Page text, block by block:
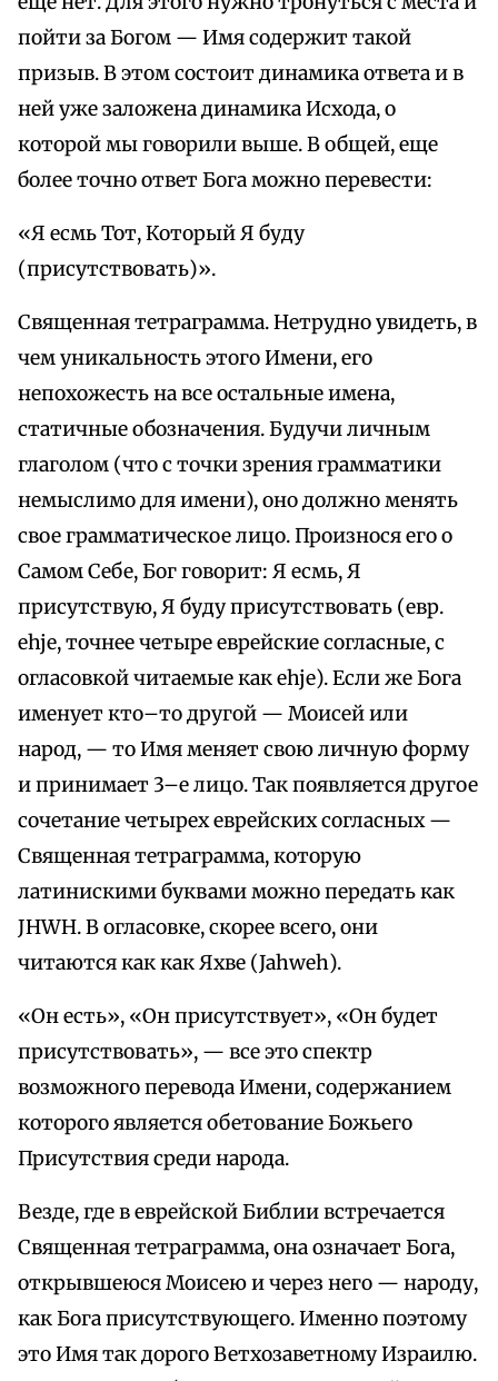
пойти за Богом — Имя содержит такой
призыв. В этом состоит динамика ответа и в
ней уже заложена динамика Исхода, о
которой мы говорили выше. В общей, еще
более точно ответ Бога можно перевести:
«Я есмь Тот, Который Я буду
(присутствовать)».
Священная тетраграмма. Нетрудно увидеть, в
чем уникальность этого Имени, его
непохожесть на все остальные имена,
статичные обозначения. Будучи личным
глаголом (что с точки зрения грамматики
немыслимо для имени), оно должно менять
свое грамматическое лицо. Произнося его о
Самом Себе, Бог говорит: Я есмь, Я
присутствую, Я буду присутствовать (евр.
ehje, точнее четыре еврейские согласные, с
огласовкой читаемые как ehje). Если же Бога
именует кто–то другой — Моисей или
народ, — то Имя меняет свою личную форму
и принимает 3–е лицо. Так появляется другое
сочетание четырех еврейских согласных —
Священная тетраграмма, которую
латинискими буквами можно передать как
JHWH. В огласовке, скорее всего, они
читаются как как Яхве (Jahweh).
«Он есть», «Он присутствует», «Он будет
присутствовать», — все это спектр
возможного перевода Имени, содержанием
которого является обетование Божьего
Присутствия среди народа.
Везде, где в еврейской Библии встречается
Священная тетраграмма, она означает Бога,
открывшеюся Моисею и через него — народу,
как Бога присутствующего. Именно поэтому
это Имя так дорого Ветхозаветному Израилю.